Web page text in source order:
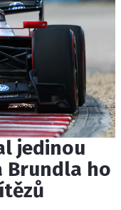
jedinou
Brundla ho